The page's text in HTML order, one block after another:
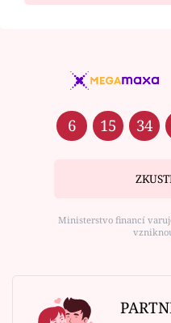
6 15 34
Ministerstvo financí